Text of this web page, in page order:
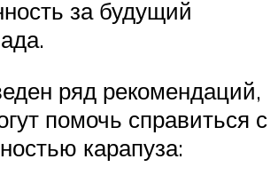
за будущий
ряд рекомендаций,
помочь справиться с
карапуза: